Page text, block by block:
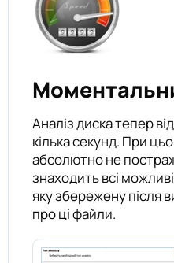
Аналіз диска тепер
кілька секунд. При
абсолютно не
знаходить всі
яку збережену після
про ці файли.